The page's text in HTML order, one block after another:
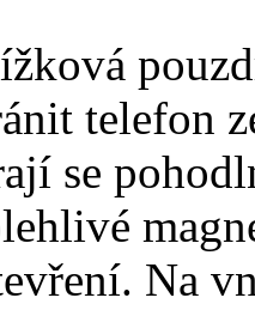
telefon
se
Na